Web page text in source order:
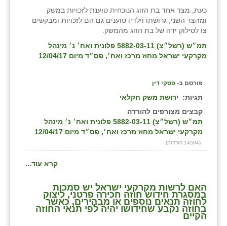
כעת, מצד אחד בת הזוג הנוכחית טוענת לזכויות במשק
ומהצד השני, גרושתו וילדיו טוענים גם הם לזכויות ומבקשים
צו לסילוק ידה של בת הזוג מהמשק.
תמ״ש (רשל״צ) 5882-03-11 פלונית ואח׳ נ׳ מינהל
מקרקעי ישראל מחוז מרכז ואח׳, פס״ד מיום 12/04/17
פורסם ב- פסקי דין
תגיות:
ירושת משק חקלאי
קבצים מצורפים להורדה
תמ״ש (רשל״צ) 5882-03-11 פלונית ואח׳ נ׳ מינהל
מקרקעי ישראל מחוז מרכז ואח׳, פס״ד מיום 12/04/17
(14594 הורדות)
קרא עוד...
האם לרשות מקרקעי ישראל יש סמכות
במסגרת חידוש חוזה חכירה פרטני, ליצוק
לחוזה תנאים נוספים או מבהירים, כאשר
בחוזה נקבע שחידושו יהיה לפי תנאי החוזה
הקיים